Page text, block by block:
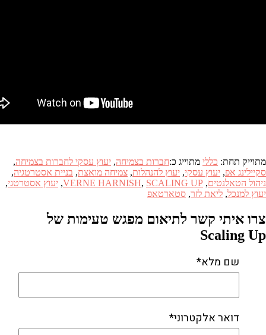
מתוייק תחת: כללי מתוייג כ:חברות בצמיחה, יעוץ עסקי לחברות בצמיחה,
סקיילינג אפ, יעוץ עסקי, יעוץ להנהלות, צמיחה מואצת, בניית אסטרטגיה,
ניהול הטאלנטים,
VERNE HARNISH, SCALING UP
, יעוץ אסטרטגי,
יעוץ למנכל, ליאת לזר, סטארטאפ
צרו איתי קשר לתיאום מפגש טעימות של
Scaling Up
שם מלא*
דואר אלקטרוני*